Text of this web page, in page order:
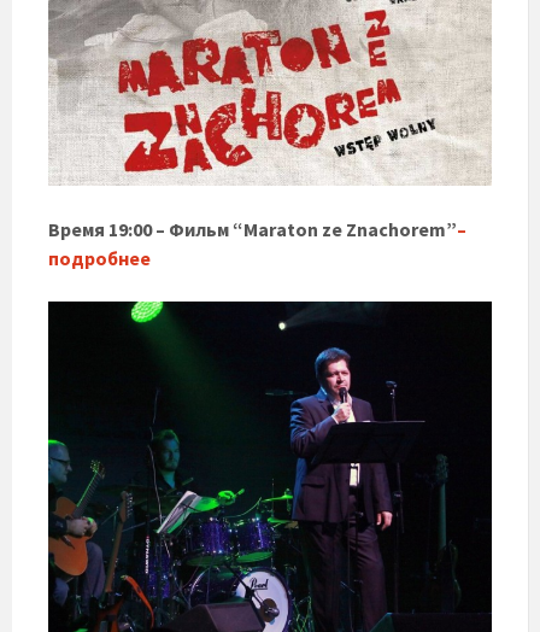
Время 19:00 – Фильм “Maraton ze Znachorem”–
подробнее